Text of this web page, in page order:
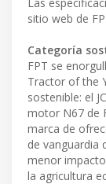
sitio web de
Categoría
FPT se
Tractor of the
sostenible: el
motor N67 de
marca de
de vanguardia
menor
la agricultura